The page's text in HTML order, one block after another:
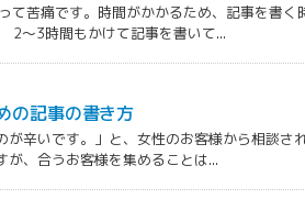
て苦痛です。時間がかかるため、記事を書く
2〜3時間もかけて記事を書いて...
の記事の書き方
が辛いです。」と、女性のお客様から相談さ
、合うお客様を集めることは...